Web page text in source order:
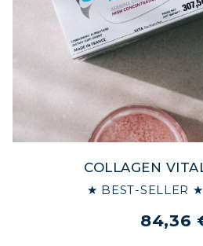
COLLAGEN
★ BEST-SELLER
84,36